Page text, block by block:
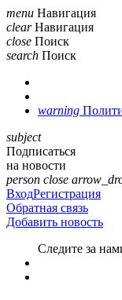
menu Навигация
clear Навигация
close Поиск
search Поиск
warning
subject
Подписаться
на новости
person close
ВходРегистрация
Обратная связь
Добавить новость
Cледите за